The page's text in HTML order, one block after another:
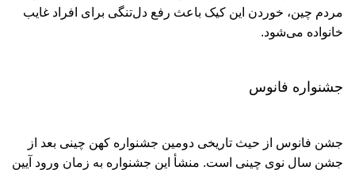
مردم چین، خوردن این کیک باعث رفع دل‌تنگی برای افراد غایب
خانواده می‌شود.
جشنواره فانوس
جشن فانوس از حیث تاریخی دومین جشنواره کهن چینی بعد از
جشن سال نوی چینی است. منشأ این جشنواره به زمان ورود آیین